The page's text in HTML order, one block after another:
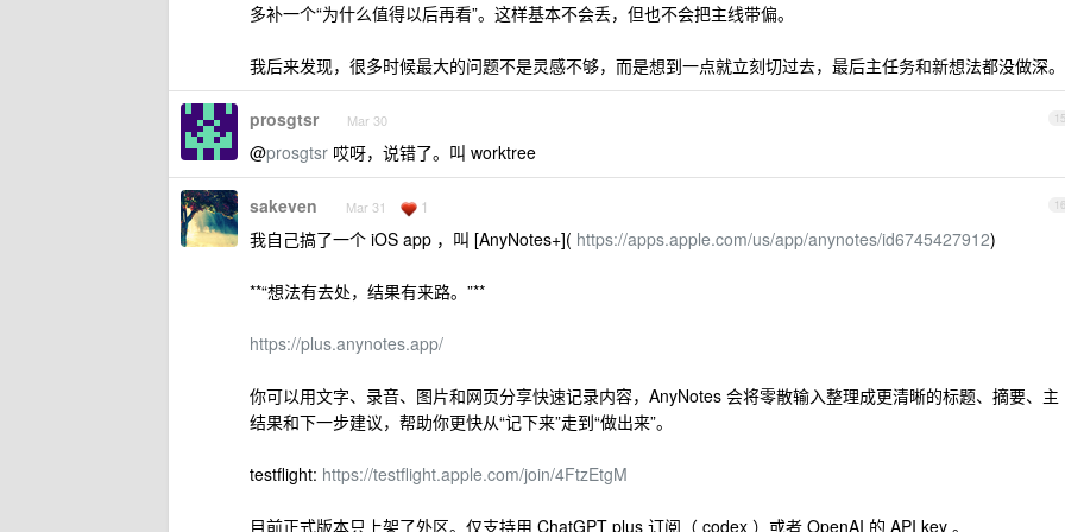
多补一个“为什么值得以后再看”。这样基本不会丢，但也不会把主线带偏。
我后来发现，很多时候最大的问题不是灵感不够，而是想到一点就立刻切过去，最后主任务和新想法都没做深。
15
prosgtsr Mar 30
@prosgtsr 哎呀，说错了。叫 worktree
16
sakeven Mar 31 1
我自己搞了一个 iOS app ，叫 [AnyNotes+]( https://apps.apple.com/us/app/anynotes/id6745427912)
**“想法有去处，结果有来路。”**
https://plus.anynotes.app/
你可以用文字、录音、图片和网页分享快速记录内容，AnyNotes 会将零散输入整理成更清晰的标题、摘要、主
结果和下一步建议，帮助你更快从“记下来”走到“做出来”。
testflight: https://testflight.apple.com/join/4FtzEtgM
目前正式版本只上架了外区。仅支持用 ChatGPT plus 订阅（ codex ）或者 OpenAI 的 API key 。